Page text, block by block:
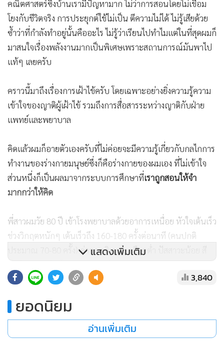
คณิตศาสตร์ซึ่งบ้านเรามีปัญหามาก ไม่ว่าการสอนโดยไม่เชื่อม
โยงกับชีวิตจริง การประยุกต์ใช้ไม่เป็น ตีความไม่ได้ ไม่รู้เสียด้วย
ซ้ำว่าที่กำลังทำอยู่นั้นคืออะไร ไม่รู้ว่าเรียนไปทำไมแต่ในที่สุดผมก็
มาสนใจเรื่องพลังงานมากเป็นพิเศษเพราะสถานการณ์มันพาไป
แท้ๆ เลยครับ
คราวนี้มาถึงเรื่องการเฝ้าไข้ครับ โดยเฉพาะอย่างยิ่งความรู้ความ
เข้าใจของญาติผู้เฝ้าไข้ รวมถึงการสื่อสารระหว่างญาติกับฝ่าย
แพทย์และพยาบาล
คิดแล้วผมก็อายตัวเองครับที่ไม่ค่อยจะมีความรู้เกี่ยวกับกลไกการ
ทำงานของร่างกายมนุษย์ซึ่งก็คือร่างกายของผมเอง ที่ไม่เข้าใจ
ส่วนหนึ่งก็เป็นผลมาจากระบบการศึกษาที่เราถูกสอนให้จำ
มากกว่าให้คิด
พี่สาวผมวัย 80 ปี เข้าโรงพยาบาลด้วยอาการเหนื่อย หัวใจเต้นเร็ว
ช่วงวิกฤตหนักๆ เต้นเร็วถึง 160-180 ครั้งต่อนาที (คนปกติ
ประมาณ 70-80 ครั้ง) ค่าออกซิเจนในเลือดต่ำ ปัสสาวะน้อย สี
ขุ่นข้น ความดันก็ตก เบาหวานก็สูง
จังหวัดนครศรีธรรมราชถึง 3 วัน อาการก็ดีขึ้นเป็นลำดับจากที่
ต้องครอบจมูกเพื่อพ่นยาเป็นระยะ ให้ออกซิเจนตลอดเวลา แต่ที่
ผมเป็นกังวลก็คือเธอเอาแต่หลับ พูดคุยยังไม่ทันจบความเธอก็
แสดงเพิ่มเติม
3,840
ยอดนิยม
อ่านเพิ่มเติม